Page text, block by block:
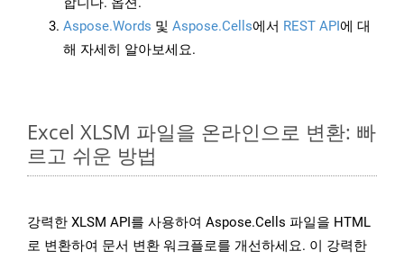
Aspose.Words 및 Aspose.Cells에서 REST API에 대
해 자세히 알아보세요.
Excel XLSM 파일을 온라인으로 변환: 빠
르고 쉬운 방법
강력한 XLSM API를 사용하여 Aspose.Cells 파일을 HTML
로 변환하여 문서 변환 워크플로를 개선하세요. 이 강력한